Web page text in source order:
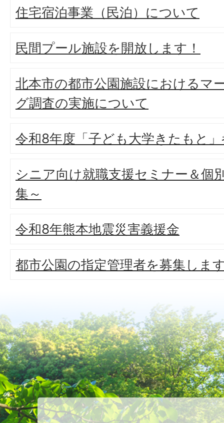
住宅宿泊事業（民泊）について
民間プール施設を開放します！
北本市の都市公園施設におけるマ
グ調査の実施について
令和8年度「子ども大学きたもと
シニア向け就職支援セミナー＆個
集～
令和8年熊本地震災害義援金
都市公園の指定管理者を募集しま